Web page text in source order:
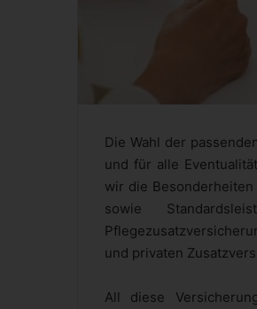
Die Wahl der
und für alle
wir die
sowie
und privaten
All diese